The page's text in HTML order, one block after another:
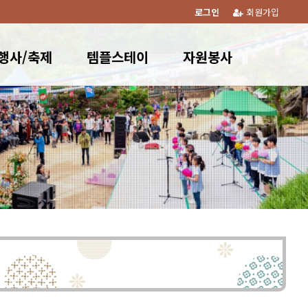
회원가입
로그인
사/축제 템플스테이 자원봉사